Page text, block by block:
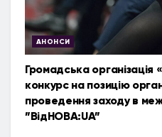
АНОНСИ
Громадська
конкурс на позицію
проведення заходу в
”ВідНОВА:UA”